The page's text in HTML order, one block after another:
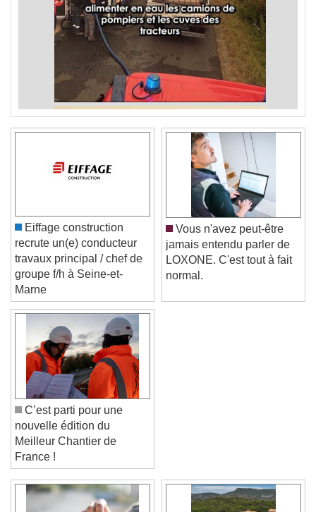
Video Player is loading.
Play Video
Eiffage construction
recrute un(e) conducteur
travaux principal / chef de
groupe f/h à Seine-et-
Marne
Vous n'avez peut-être
jamais entendu parler de
LOXONE. C'est tout à fait
normal.
C’est parti pour une
nouvelle édition du
Meilleur Chantier de
France !